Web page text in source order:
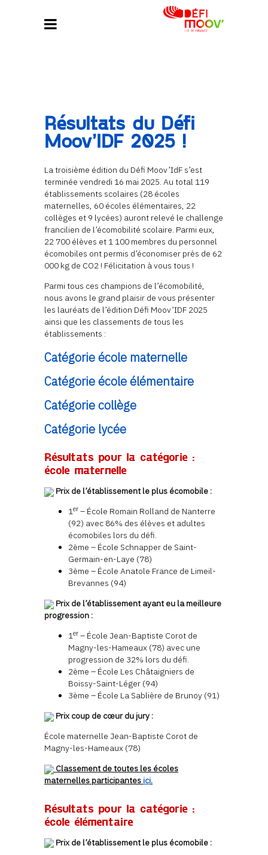
Résultats du Défi
Moov’IDF 2025 !
La troisième édition du Défi Moov’IdF s’est
terminée vendredi 16 mai 2025. Au total 119
établissements scolaires (28 écoles
maternelles, 60 écoles élémentaires, 22
collèges et 9 lycées) auront relevé le challenge
francilien de l’écomobilité scolaire. Parmi eux,
22 700 élèves et 1 100 membres du personnel
écomobiles ont permis d’économiser près de 62
000 kg de CO2 ! Félicitation à vous tous !
Parmi tous ces champions de l’écomobilité,
nous avons le grand plaisir de vous présenter
les lauréats de l’édition Défi Moov’IDF 2025
ainsi que les classements de tous les
établissements :
Catégorie école maternelle
Catégorie école élémentaire
Catégorie collège
Catégorie lycée
Résultats pour la catégorie :
école maternelle
Prix de l’établissement le plus écomobile :
1er – École Romain Rolland de Nanterre
(92) avec 86% des élèves et adultes
écomobiles lors du défi.
2ème – École Schnapper de Saint-
Germain-en-Laye (78)
3ème – École Anatole France de Limeil-
Brevannes (94)
Prix de l’établissement ayant eu la meilleure
progression :
1er – École Jean-Baptiste Corot de
Magny-les-Hameaux (78) avec une
progression de 32% lors du défi.
2ème – École Les Châtaigniers de
Boissy-Saint-Léger (94)
3ème – École La Sablière de Brunoy (91)
Prix coup de cœur du jury :
École maternelle Jean-Baptiste Corot de
Magny-les-Hameaux (78)
Classement de toutes les écoles
maternelles participantes ici.
Résultats pour la catégorie :
école élémentaire
Prix de l’établissement le plus écomobile :